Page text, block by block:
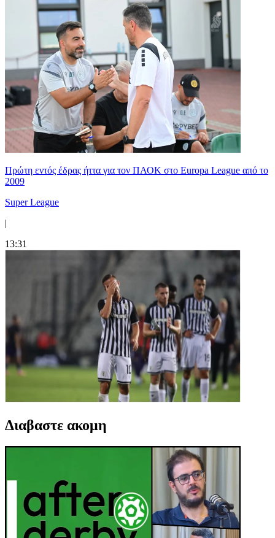
Πρώτη εντός έδρας ήττα για τον ΠΑΟΚ στο Europa League από το
2009
Super League
|
13:31
Διαβαστε ακομη